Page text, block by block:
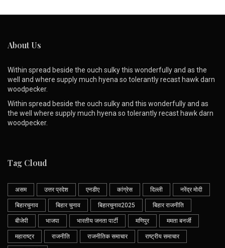
About Us
Within spread beside the ouch sulky this wonderfully and as the
well and where supply much hyena so tolerantly recast hawk darn
woodpecker.
Within spread beside the ouch sulky and this wonderfully and as
the well where supply much hyena so tolerantly recast hawk darn
woodpecker.
Tag Cloud
असम उत्तर प्रदेश एनडीए कांग्रेस दिल्ली नरेंद्र मोदी
बिहारचुनाव बिहार चुनाव बिहारचुनाव2025 बिहार राजनीति
बीजेपी भाजपा भारतीय जनता पार्टी मणिपुर ममता बनर्जी
महाराष्ट्र राजनीति राजनीतिक समाचार राष्ट्रीय समाचार